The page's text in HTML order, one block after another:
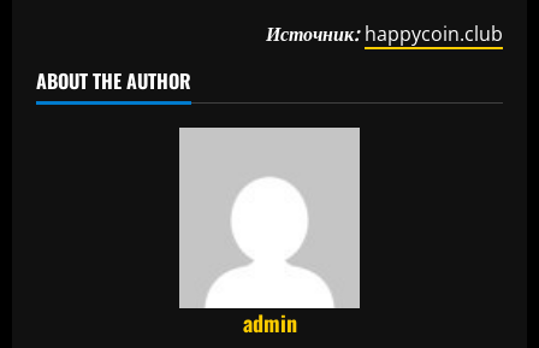
Источник: happycoin.club
ABOUT THE AUTHOR
admin